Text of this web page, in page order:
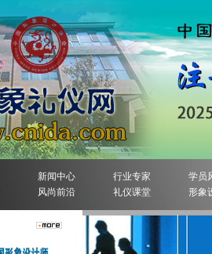
新闻中心 行业专家
学员
风尚前沿 礼仪课堂 形象